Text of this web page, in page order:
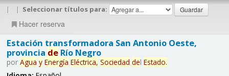
| | Seleccionar títulos para:
Hacer reserva
Estación transformadora San Antonio Oeste,
provincia deRío Negro
por Agua y Energía Eléctrica, Sociedad del Estado.